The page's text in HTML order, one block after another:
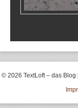
© 2026 TextLoft – das Blog